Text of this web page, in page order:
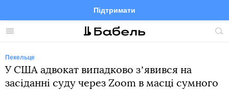
Меню
Підтримати
FacebookTelegramTwitter
Пекельце
У США адвокат випадково зʼявився на
засіданні суду через Zoom в масці сумного